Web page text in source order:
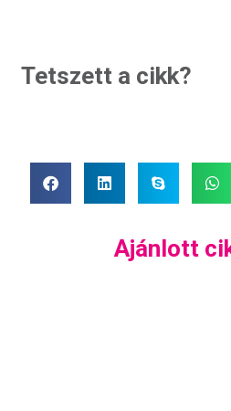
Tetszett a cikk?
Ajánlott